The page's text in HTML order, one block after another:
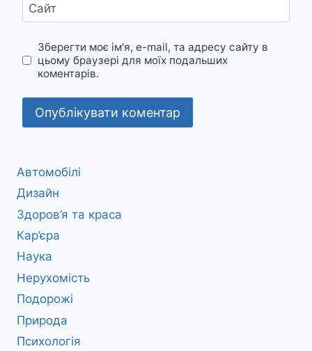
Сайт
Зберегти моє ім'я, e-mail, та адресу сайту в
цьому браузері для моїх подальших
коментарів.
Автомобілі
Дизайн
Здоров’я та краса
Кар’єра
Наука
Нерухомість
Подорожі
Природа
Психологія